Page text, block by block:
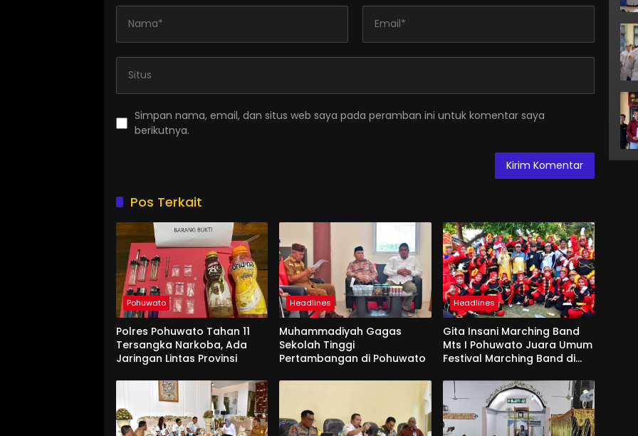
Simpan nama, email, dan situs web saya pada peramban ini untuk komentar saya
berikutnya.
Pos Terkait
Pohuwato
Polres Pohuwato Tahan 11
Tersangka Narkoba, Ada
Jaringan Lintas Provinsi
Headlines
Muhammadiyah Gagas
Sekolah Tinggi
Pertambangan di Pohuwato
Headlines
Gita Insani Marching Band
Mts I Pohuwato Juara Umum
Festival Marching Band di